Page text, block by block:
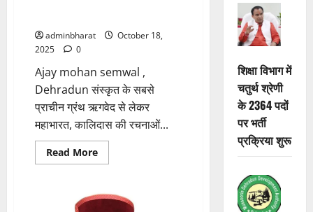
फटकार
adminbharat
October 18,
2025
0
Ajay mohan semwal ,
Dehradun संस्कृत के सबसे
प्राचीन ग्रंथ ऋगवेद से लेकर
महाभारत, कालिदास की रचनाओं...
Read MoreRead
more
पाया
शिक्षा विभाग में
चतुर्थ श्रेणी
के 2364 पदों
पर भर्ती
प्रक्रिया शुरू